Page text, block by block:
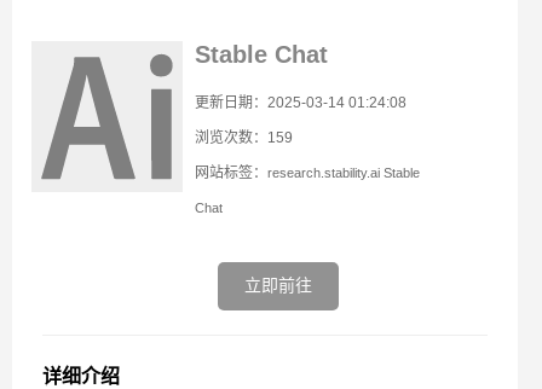
Stable Chat
更新日期：2025-03-14 01:24:08
浏览次数：159
网站标签：research.stability.ai Stable
Chat
立即前往
详细介绍